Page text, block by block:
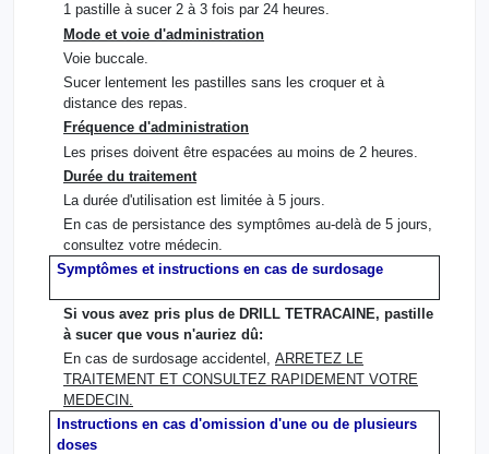
1 pastille à sucer 2 à 3 fois par 24 heures.
Mode et voie d'administration
Voie buccale.
Sucer lentement les pastilles sans les croquer et à
distance des repas.
Fréquence d'administration
Les prises doivent être espacées au moins de 2 heures.
Durée du traitement
La durée d'utilisation est limitée à 5 jours.
En cas de persistance des symptômes au-delà de 5 jours,
consultez votre médecin.
Symptômes et instructions en cas de surdosage
Si vous avez pris plus de DRILL TETRACAINE, pastille
à sucer que vous n'auriez dû:
En cas de surdosage accidentel, ARRETEZ LE
TRAITEMENT ET CONSULTEZ RAPIDEMENT VOTRE
MEDECIN.
Instructions en cas d'omission d'une ou de plusieurs
doses